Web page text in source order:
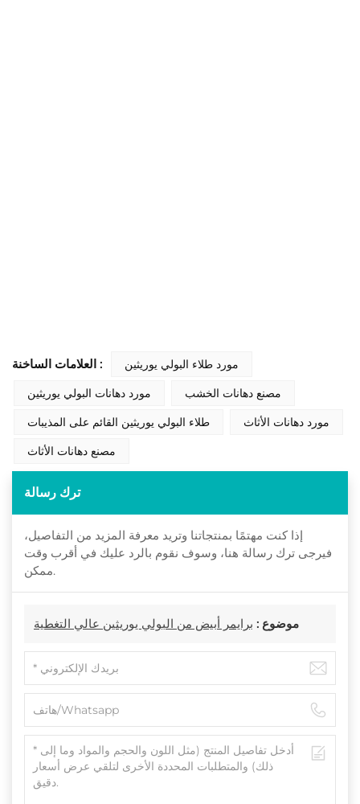
العلامات الساخنة :
مورد طلاء البولي يوريثين
مورد دهانات البولي يوريثين
مصنع دهانات الخشب
طلاء البولي يوريثين القائم على المذيبات
مورد دهانات الأثاث
مصنع دهانات الأثاث
ترك رسالة
إذا كنت مهتمًا بمنتجاتنا وتريد معرفة المزيد من التفاصيل،
فيرجى ترك رسالة هنا، وسوف نقوم بالرد عليك في أقرب وقت
ممكن.
موضوع : برايمر أبيض من البولي يوريثين عالي التغطية